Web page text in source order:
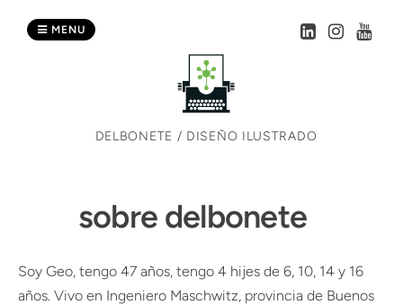
DELBONETE / DISEÑO ILUSTRADO
MENU
sobre delbonete
Soy Geo, tengo 47 años, tengo 4 hijes de 6, 10, 14 y 16
años. Vivo en Ingeniero Maschwitz, provincia de Buenos